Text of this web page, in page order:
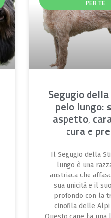
PER TE
Segugio
pelo lungo:
aspetto,
cura e
Il Segugio della
lungo è una
austriaca che
sua unicità e il
profondo con la
cinofila delle Alpi
Questo cane ha una